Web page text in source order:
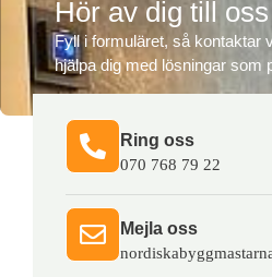
Hör av dig till oss
Fyll i formuläret, så kontaktar
hjälpa dig med lösningar som
Ring oss​
070 768 79 22
Mejla oss​